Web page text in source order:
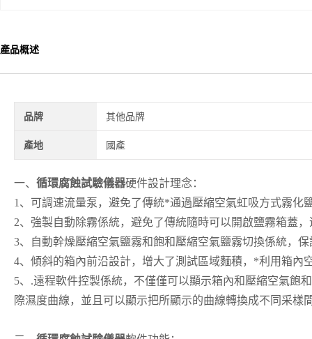
產品概述
品牌 其他品牌
產地 國產
一、 循環腐蝕試驗儀器硬件設計理念：
1、可調速流量泵，避免了傳統*通過壓縮空氣虹吸方式霧化
2、強製自動除霧係統，避免了傳統隨時可以開啟鹽霧箱蓋
3、自動幹燥壓縮空氣鹽霧和飽和壓縮空氣鹽霧切換係統，
4、傾斜的箱內前沿設計，增大了測試區域麵積，*利用箱內
5、.遠程軟件控製係統，不僅僅可以顯示箱內和壓縮空氣飽
際濕度曲線，並且可以顯示把所顯示的曲線轉換成不同采樣